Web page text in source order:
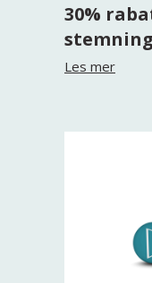
30%
Les mer